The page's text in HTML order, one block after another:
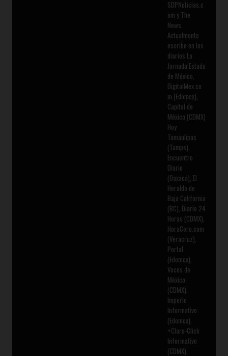
SDPNoticias.c
om y The
News.
Actualmente
escribe en los
diarios La
Jornada Estado
de México,
DigitalMex.co
m (Edomex),
Capital de
México (CDMX)
Hoy
Tamaulipas
(Tamps),
Encuentro
Diario
(Oaxaca), El
Heraldo de
Baja California
(BC), Diario 24
Horas (CDMX),
HoraCero.com
(Veracruz),
Portal
(Edomex),
Voces de
México
(CDMX),
Imperio
Informativo
(Edomex),
+Claro-Click
Informativo
(CDMX),